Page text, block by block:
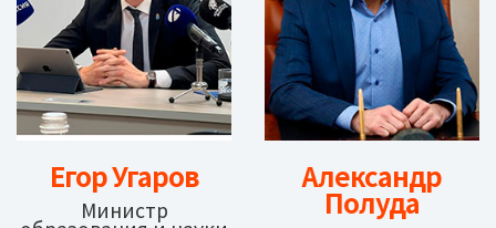
Егор Угаров
Министр
Александр
Полуда